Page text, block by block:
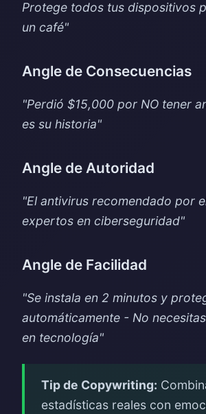
Protege todos tus dispositivos
un café"
Angle de Consecuencias
"Perdió $15,000 por NO tener
es su historia"
Angle de Autoridad
"El antivirus recomendado por
expertos en ciberseguridad"
Angle de Facilidad
"Se instala en 2 minutos y
automáticamente - No
en tecnología"
Tip de Copywriting:
estadísticas reales con